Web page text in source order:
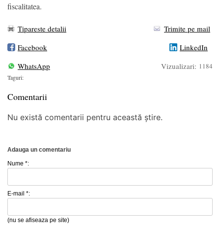
fiscalitatea.
Tipareste detalii
Trimite pe mail
Facebook
LinkedIn
WhatsApp
Vizualizari: 1184
Taguri:
Comentarii
Nu există comentarii pentru această știre.
Adauga un comentariu
Nume *:
E-mail *:
(nu se afiseaza pe site)